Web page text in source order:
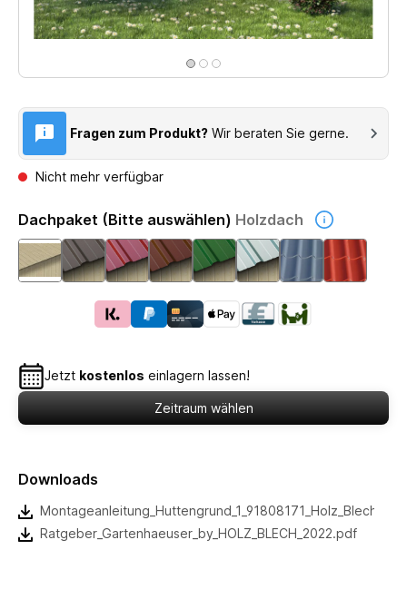
Fragen zum Produkt? Wir beraten Sie gerne.
Nicht mehr verfügbar
Dachpaket (Bitte auswählen) Holzdach
Jetzt kostenlos einlagern lassen!
Zeitraum wählen
Downloads
Ratgeber_Gartenhaeuser_by_HOLZ_BLECH_2022.pdf